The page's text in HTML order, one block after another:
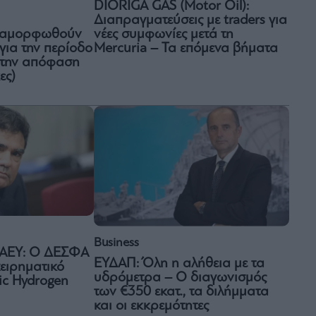
την περίοδο
απόφαση
DIORIGA GAS (Motor Oil):
Διαπραγματεύσεις με traders για
νέες συμφωνίες μετά τη
Mercuria – Τα επόμενα βήματα
Ο ΔΕΣΦΑ
Hydrogen
Business
ΕΥΔΑΠ: Όλη η αλήθεια με τα
υδρόμετρα – Ο διαγωνισμός
των €350 εκατ., τα διλήμματα
και οι εκκρεμότητες